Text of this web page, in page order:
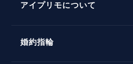
プロポーズアイテム
アイプリモについて
婚約指輪